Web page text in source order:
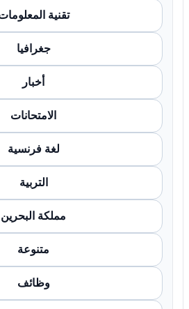
تقنية المعلومات
جغرافيا
أخبار
الامتحانات
لغة فرنسية
التربية
مملكة البحرين
متنوعة
وظائف